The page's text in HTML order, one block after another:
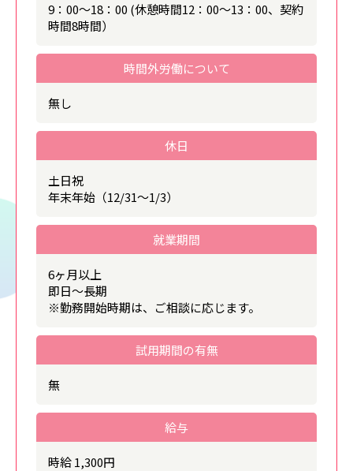
9：00～18：00 (休憩時間12：00～13：00、契約
時間8時間）
時間外労働について
無し
休日
土日祝
年末年始（12/31～1/3）
就業期間
6ヶ月以上
即日～長期
※勤務開始時期は、ご相談に応じます。
試用期間の有無
無
給与
時給 1,300円